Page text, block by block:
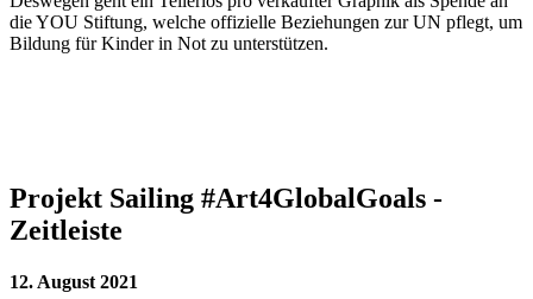
die YOU Stiftung, welche offizielle Beziehungen zur UN pflegt, um
Bildung für Kinder in Not zu unterstützen.
Projekt Sailing #Art4GlobalGoals -
Zeitleiste
12. August 2021